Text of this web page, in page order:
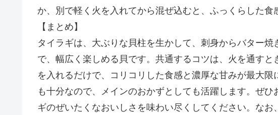
か、別で軽く火を入れてから混ぜ込むと、ふっくらした食
【まとめ】
タイラギは、大ぶりな貝柱を生かして、刺身からバター焼
で、幅広く楽しめる貝です。共通するコツは、火を通す
を入れるだけで、コリコリした食感と濃厚な甘みが最大限
も十分なので、メインのおかずとしても活躍します。ぜ
ギのぜいたくなおいしさを味わい尽くしてください。な